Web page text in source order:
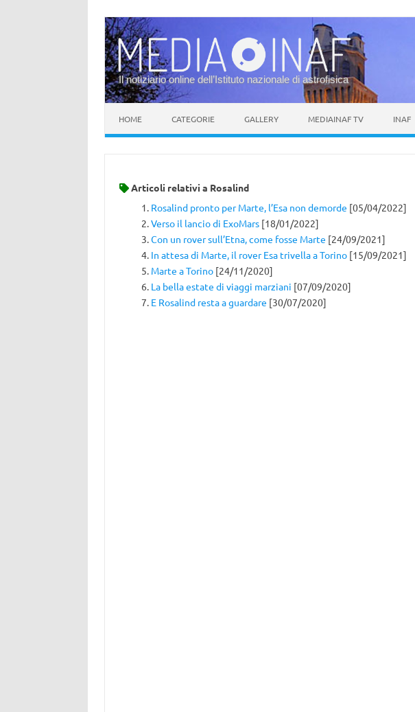
Il notiziario online dell’Istituto nazionale di astrofisica
HOME CATEGORIE GALLERY MEDIAINAF TV INAF
Articoli relativi a Rosalind
Rosalind pronto per Marte, l’Esa non demorde [05/04/2022]
Verso il lancio di ExoMars[18/01/2022]
Con un rover sull’Etna, come fosse Marte [24/09/2021]
In attesa di Marte, il rover Esa trivella a Torino[15/09/2021]
Marte a Torino[24/11/2020]
La bella estate di viaggi marziani [07/09/2020]
E Rosalind resta a guardare [30/07/2020]